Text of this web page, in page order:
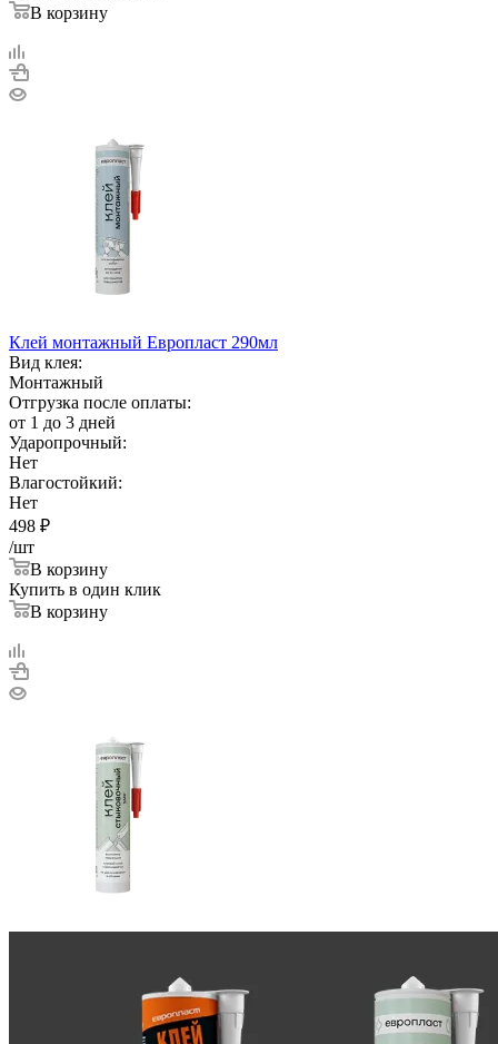
В корзину
Клей монтажный Европласт 290мл
Вид клея:
Монтажный
Отгрузка после оплаты:
от 1 до 3 дней
Ударопрочный:
Нет
Влагостойкий:
Нет
498 ₽
/шт
В корзину
Купить в один клик
В корзину